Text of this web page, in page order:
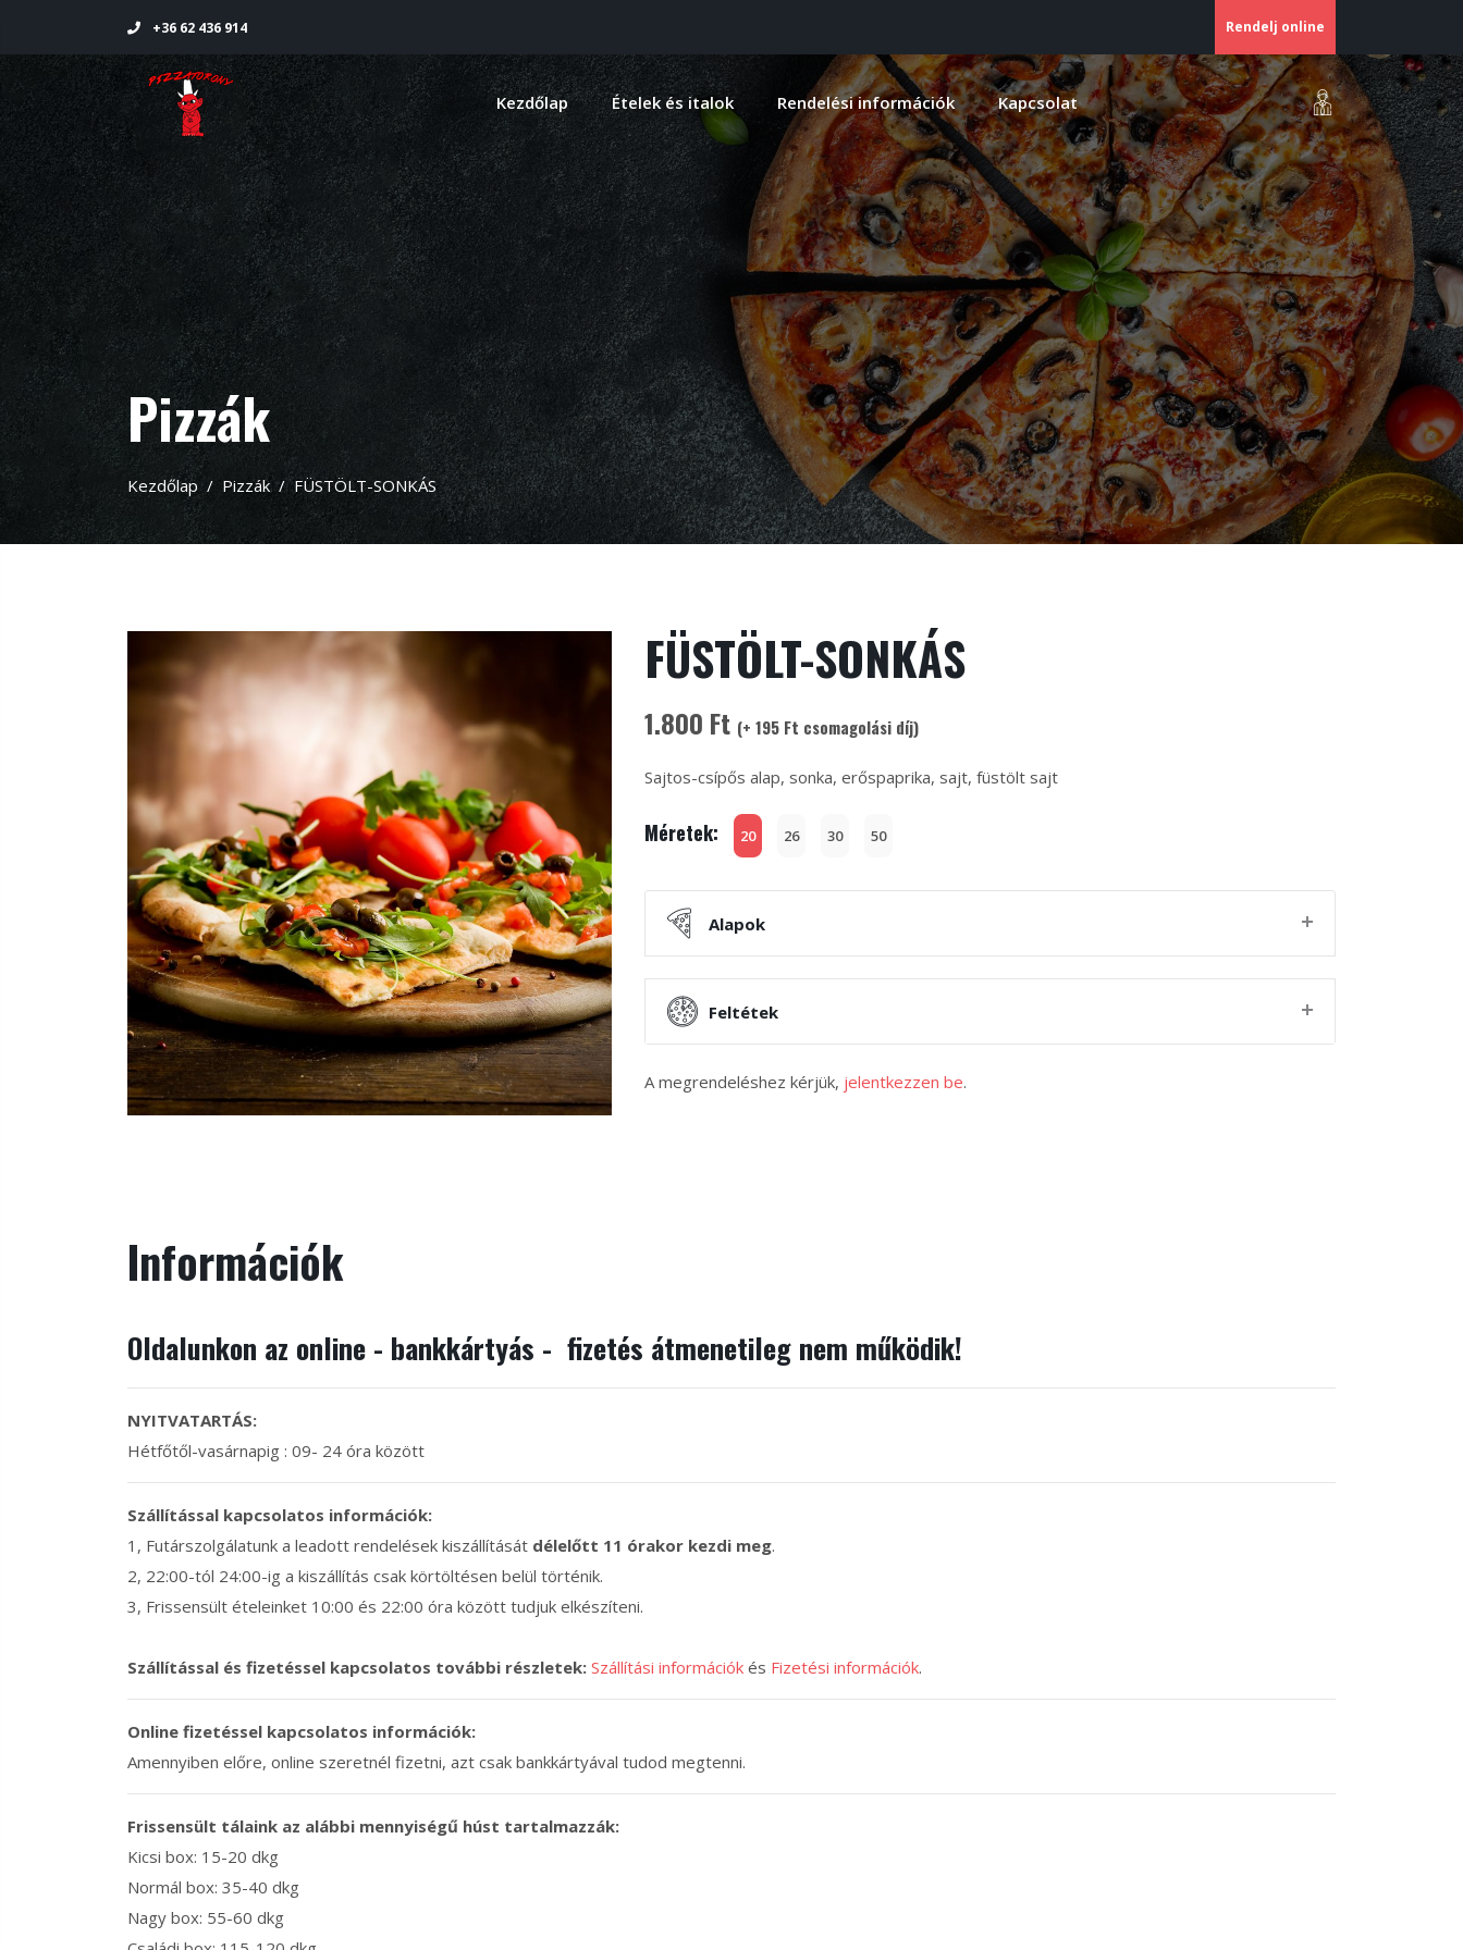
+36 62 436 914 Rendelj online
Kezdőlap Ételek és italok Rendelési információk Kapcsolat
Pizzák
Kezdőlap Pizzák FÜSTÖLT-SONKÁS
FÜSTÖLT-SONKÁS
1.800 Ft (+ 195 Ft csomagolási díj)
Sajtos-csípős alap, sonka, erőspaprika, sajt, füstölt sajt
Méretek: 20 26 30 50
Alapok
Feltétek
A megrendeléshez kérjük, jelentkezzen be.
Információk
Oldalunkon az online - bankkártyás - fizetés átmenetileg nem működik!
NYITVATARTÁS:
Hétfőtől-vasárnapig : 09- 24 óra között
Szállítással kapcsolatos információk:
1, Futárszolgálatunk a leadott rendelések kiszállítását délelőtt 11 órakor kezdi meg.
2, 22:00-tól 24:00-ig a kiszállítás csak körtöltésen belül történik.
3, Frissensült ételeinket 10:00 és 22:00 óra között tudjuk elkészíteni.
Szállítással és fizetéssel kapcsolatos további részletek: Szállítási információk és Fizetési információk.
Online fizetéssel kapcsolatos információk:
Amennyiben előre, online szeretnél fizetni, azt csak bankkártyával tudod megtenni.
Frissensült tálaink az alábbi mennyiségű húst tartalmazzák:
Kicsi box: 15-20 dkg
Normál box: 35-40 dkg
Nagy box: 55-60 dkg